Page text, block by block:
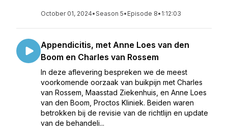
October 01, 2024•Season 5• Episode 8• 1:12:03
Appendicitis, met Anne Loes van den
Boom en Charles van Rossem
In deze aflevering bespreken we de meest
voorkomende oorzaak van buikpijn met Charles
van Rossem, Maasstad Ziekenhuis, en Anne Loes
van den Boom, Proctos Kliniek. Beiden waren
betrokken bij de revisie van de richtlijn en update
van de behandeli...